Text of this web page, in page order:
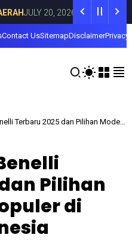
20, 2026 Fokus pada
Contact UsSitemapDisclaimerPrivacy
dan Pilihan Model yang Populer di Pasaran Indonesia
Pilihan
di